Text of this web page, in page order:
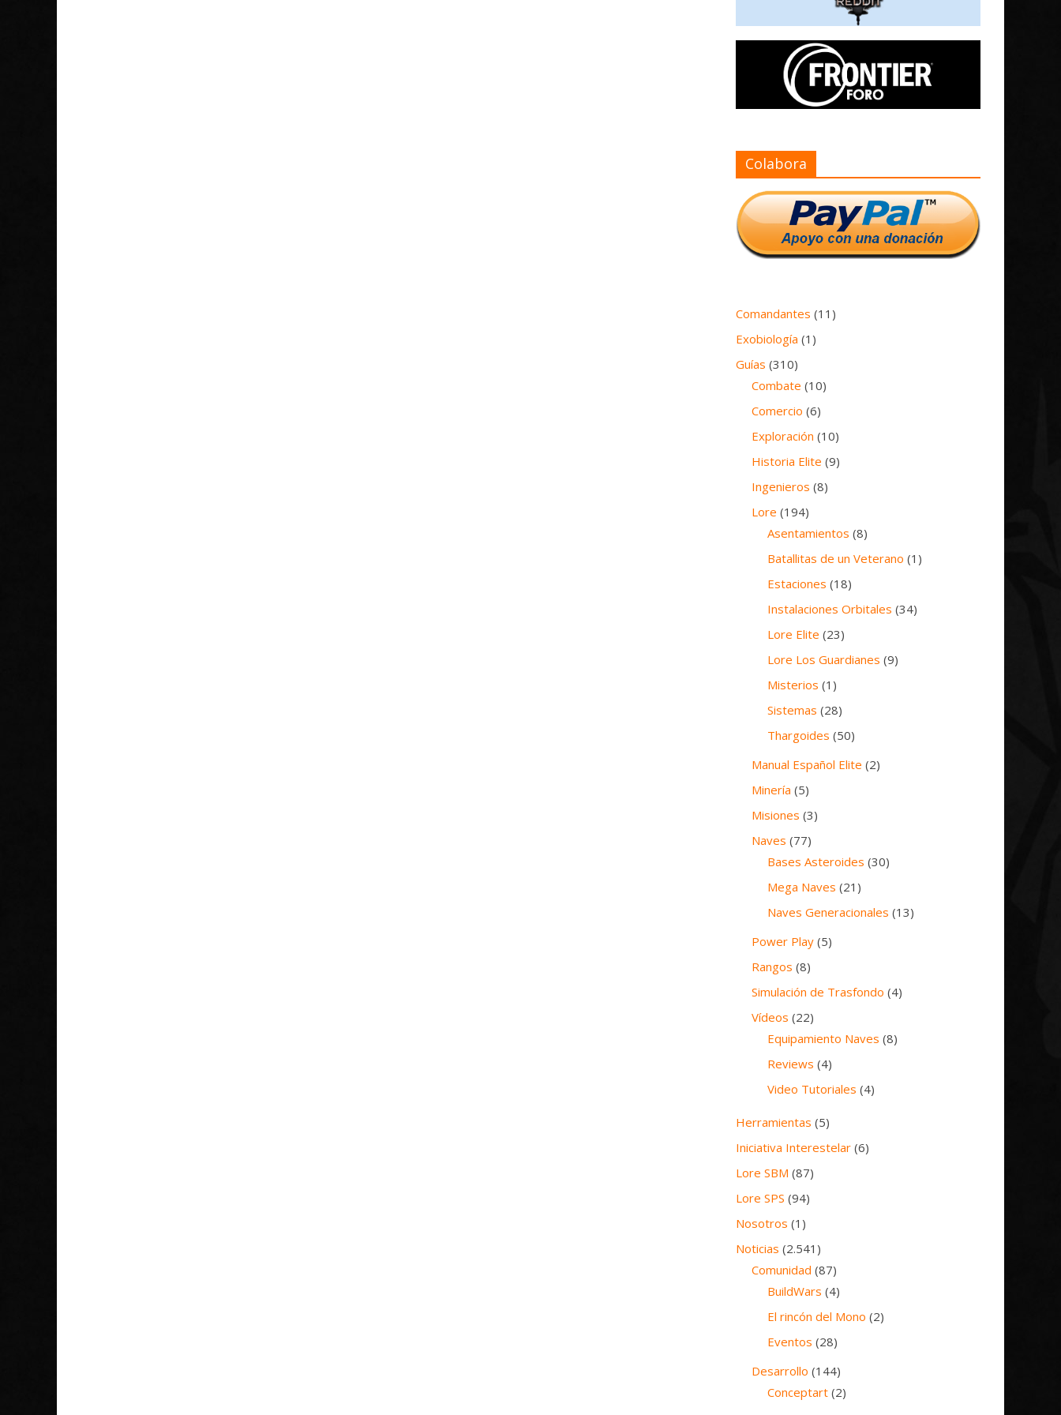
Colabora
Comandantes (11)
Exobiología (1)
Guías (310)
Combate (10)
Comercio (6)
Exploración (10)
Historia Elite (9)
Ingenieros (8)
Lore (194)
Asentamientos (8)
Batallitas de un Veterano (1)
Estaciones (18)
Instalaciones Orbitales (34)
Lore Elite (23)
Lore Los Guardianes (9)
Misterios (1)
Sistemas (28)
Thargoides (50)
Manual Español Elite (2)
Minería (5)
Misiones (3)
Naves (77)
Bases Asteroides (30)
Mega Naves (21)
Naves Generacionales (13)
Power Play (5)
Rangos (8)
Simulación de Trasfondo (4)
Vídeos (22)
Equipamiento Naves (8)
Reviews (4)
Video Tutoriales (4)
Herramientas (5)
Iniciativa Interestelar (6)
Lore SBM (87)
Lore SPS (94)
Nosotros (1)
Noticias (2.541)
Comunidad (87)
BuildWars (4)
El rincón del Mono (2)
Eventos (28)
Desarrollo (144)
Conceptart (2)